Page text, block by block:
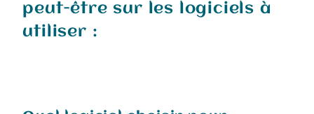
peut-être sur les logiciels à
utiliser :